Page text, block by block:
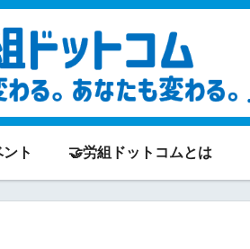
ト 🤝労組ドットコムとは